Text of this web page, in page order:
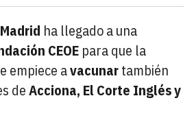
ha llegado a una
CEOE para que la
empiece avacunartambién
deAcciona, El Corte Inglés y